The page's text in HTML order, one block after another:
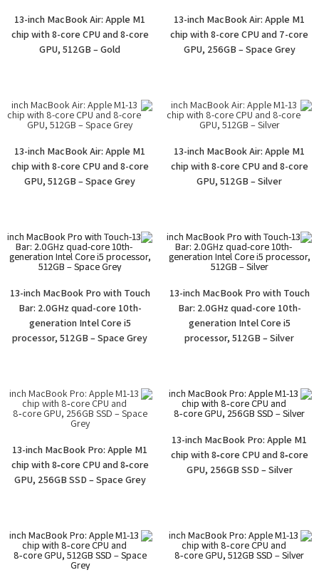
13-inch MacBook Air: Apple M1
chip with 8-core CPU and 7-core
GPU, 256GB – Space Grey
13-inch MacBook Air: Apple M1
chip with 8-core CPU and 8-core
GPU, 512GB – Gold
13-inch MacBook Air: Apple M1
chip with 8-core CPU and 8-core
GPU, 512GB – Silver
13-inch MacBook Air: Apple M1
chip with 8-core CPU and 8-core
GPU, 512GB – Space Grey
13-inch MacBook Pro with Touch
Bar: 2.0GHz quad-core 10th-
generation Intel Core i5
processor, 512GB – Silver
13-inch MacBook Pro with Touch
Bar: 2.0GHz quad-core 10th-
generation Intel Core i5
processor, 512GB – Space Grey
13-inch MacBook Pro: Apple M1
chip with 8‑core CPU and 8‑core
GPU, 256GB SSD – Silver
13-inch MacBook Pro: Apple M1
chip with 8‑core CPU and 8‑core
GPU, 256GB SSD – Space Grey